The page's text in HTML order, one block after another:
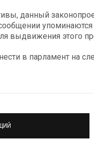
данный
выдвижения этого
в парламент на